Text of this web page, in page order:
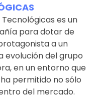
es un
para dotar de
a un
evolución del grupo
en un entorno que
permitido no sólo
del mercado.